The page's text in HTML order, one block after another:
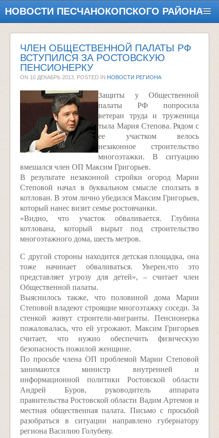
НОВОСТИ ПЕСЧАНОКОПСКОГО РАЙОНА
ЧЛЕН ОБЩЕСТВЕННОЙ ПАЛАТЫ РФ
ВСТУПИЛСЯ ЗА РОСТОВСКУЮ
ПЕНСИОНЕРКУ
ON 10 ДЕКАБРЬ 2013 . POSTED IN НОВОСТИ РЕГИОНА
Защиты у Общественной
палаты РФ попросила
ветеран труда и труженица
тыла Мария Степова. Рядом с
ее участком велось
незаконное строительство
многоэтажки. В ситуацию
вмешался член ОП Максим Григорьев.
В результате незаконной стройки огород Марии
Степовой начал в буквальном смысле сползать в
котлован. В этом лично убедился Максим Григорьев,
который нанес визит семье ростовчанки.
«Видно, что участок обваливается. Глубина
котлована, который вырыт под строительство
многоэтажного дома, шесть метров.
С другой стороны находится детская площадка, она
тоже начинает обваливаться. Уверен,что это
представляет угрозу для детей», – считает член
Общественной палаты.
Выяснилось также, что половиной дома Марии
Степовой владеют строящие многоэтажку соседи. За
стенкой живут строители-мигранты. Пенсионерка
пожаловалась, что ей угрожают. Максим Григорьев
считает, что нужно обеспечить физическую
безопасность пожилой женщине.
По просьбе члена ОП проблемой Марии Степовой
занимаются министр внутренней и
информационной политики Ростовской области
Андрей Буров, руководитель аппарата
правительства Ростовской области Вадим Артемов и
местная общественная палата. Письмо с просьбой
разобраться в ситуации направлено губернатору
региона Василию Голубеву.